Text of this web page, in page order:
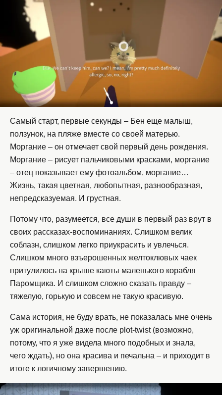
Самый старт, первые секунды – Бен еще малыш,
ползунок, на пляже вместе со своей матерью.
Моргание – он отмечает свой первый день рождения.
Моргание – рисует пальчиковыми красками, моргание
– отец показывает ему фотоальбом, моргание…
Жизнь, такая цветная, любопытная, разнообразная,
непредсказуемая. И грустная.
Потому что, разумеется, все души в первый раз врут в
своих рассказах-воспоминаниях. Слишком велик
соблазн, слишком легко приукрасить и увлечься.
Слишком много взъерошенных желтоклювых чаек
притулилось на крыше каюты маленького корабля
Паромщика. И слишком сложно сказать правду –
тяжелую, горькую и совсем не такую красивую.
Сама история, не буду врать, не показалась мне очень
уж оригинальной даже после plot-twist (возможно,
потому, что я уже видела много подобных и знала,
чего ждать), но она красива и печальна – и приходит в
итоге к логичному завершению.